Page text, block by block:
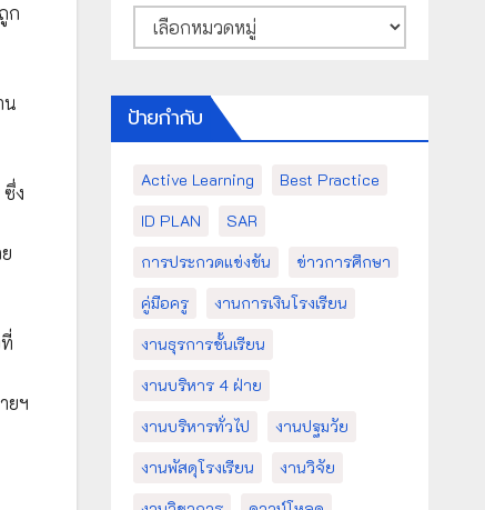
ก
น
ง
ยฯ
หมวด
หมู่
ป้ายกำกับ
Active Learning
Best Practice
ID PLAN
SAR
การประกวดแข่งขัน
ข่าวการศึกษา
คู่มือครู
งานการเงินโรงเรียน
งานธุรการชั้นเรียน
งานบริหาร 4 ฝ่าย
งานบริหารทั่วไป
งานปฐมวัย
งานพัสดุโรงเรียน
งานวิจัย